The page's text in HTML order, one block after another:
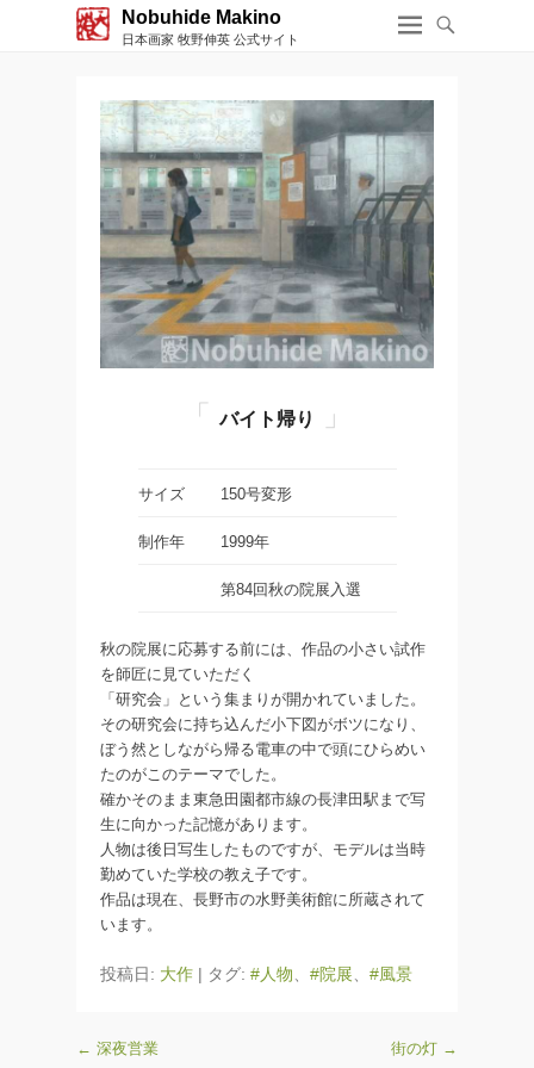
Nobuhide Makino
日本画家 牧野伸英 公式サイト
バイト帰り
サイズ 150号変形
制作年 1999年
第84回秋の院展入選
秋の院展に応募する前には、作品の小さい試作
を師匠に見ていただく
「研究会」という集まりが開かれていました。
その研究会に持ち込んだ小下図がボツになり、
ぼう然としながら帰る電車の中で頭にひらめい
たのがこのテーマでした。
確かそのまま東急田園都市線の長津田駅まで写
生に向かった記憶があります。
人物は後日写生したものですが、モデルは当時
勤めていた学校の教え子です。
作品は現在、長野市の水野美術館に所蔵されて
います。
投稿日: 大作 | タグ: #人物 #院展 #風景
← 深夜営業 街の灯 →